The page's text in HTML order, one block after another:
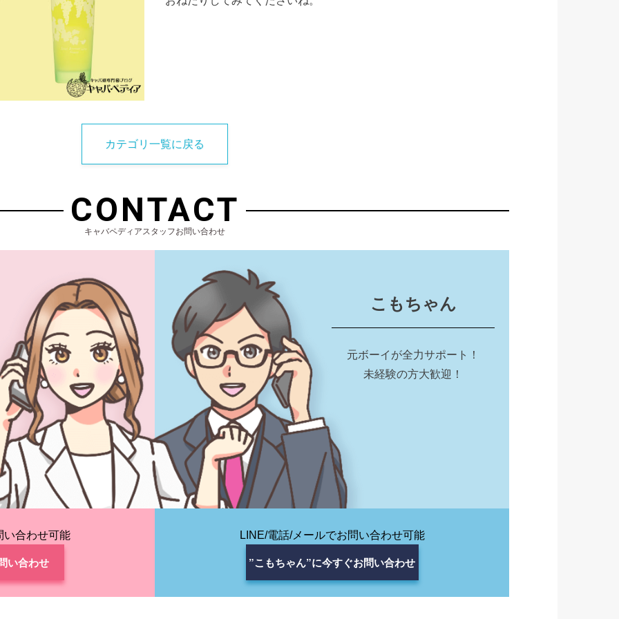
カテゴリ一覧に戻る
CONTACT
キャバペディアスタッフお問い合わせ
こもちゃん
元ボーイが全力サポート！
未経験の方大歓迎！
い合わせ可能
い合わせ
LINE/電話/メールでお問い合わせ可能
”こもちゃん”に今すぐお問い合わせ